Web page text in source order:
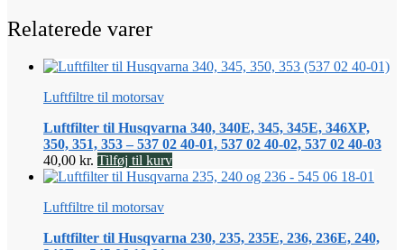
Relaterede varer
Luftfiltre til motorsav
Luftfilter til Husqvarna 340, 340E, 345, 345E, 346XP,
350, 351, 353 – 537 02 40-01, 537 02 40-02, 537 02 40-03
40,00 kr. Tilføj til kurv
Luftfiltre til motorsav
Luftfilter til Husqvarna 230, 235, 235E, 236, 236E, 240,